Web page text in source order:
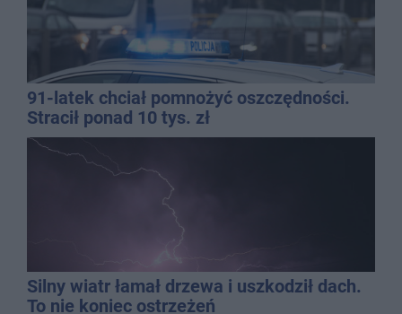
91-latek chciał pomnożyć oszczędności.
Stracił ponad 10 tys. zł
Silny wiatr łamał drzewa i uszkodził dach.
To nie koniec ostrzeżeń